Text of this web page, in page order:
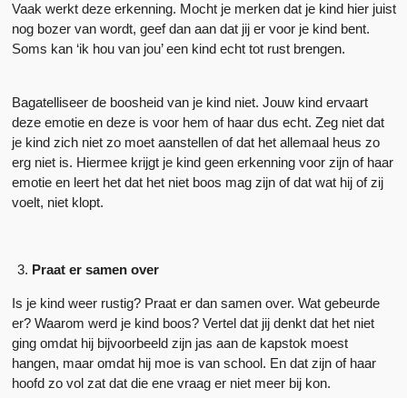
Vaak werkt deze erkenning. Mocht je merken dat je kind hier juist
nog bozer van wordt, geef dan aan dat jij er voor je kind bent.
Soms kan ‘ik hou van jou’ een kind echt tot rust brengen.
Bagatelliseer de boosheid van je kind niet. Jouw kind ervaart
deze emotie en deze is voor hem of haar dus echt. Zeg niet dat
je kind zich niet zo moet aanstellen of dat het allemaal heus zo
erg niet is. Hiermee krijgt je kind geen erkenning voor zijn of haar
emotie en leert het dat het niet boos mag zijn of dat wat hij of zij
voelt, niet klopt.
Praat er samen over
Is je kind weer rustig? Praat er dan samen over. Wat gebeurde
er? Waarom werd je kind boos? Vertel dat jij denkt dat het niet
ging omdat hij bijvoorbeeld zijn jas aan de kapstok moest
hangen, maar omdat hij moe is van school. En dat zijn of haar
hoofd zo vol zat dat die ene vraag er niet meer bij kon.